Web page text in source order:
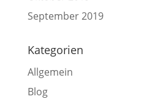
September 2019
Kategorien
Allgemein
Blog